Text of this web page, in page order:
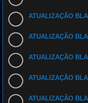
ATUALIZAÇÃO
ATUALIZAÇÃO
ATUALIZAÇÃO
ATUALIZAÇÃO
ATUALIZAÇÃO